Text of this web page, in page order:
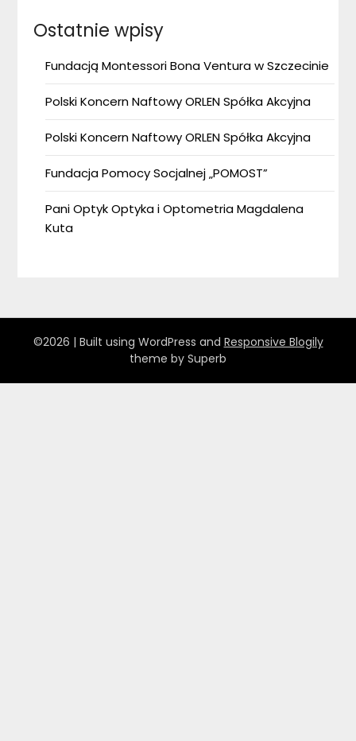
Ostatnie wpisy
Fundacją Montessori Bona Ventura w Szczecinie
Polski Koncern Naftowy ORLEN Spółka Akcyjna
Polski Koncern Naftowy ORLEN Spółka Akcyjna
Fundacja Pomocy Socjalnej „POMOST”
Pani Optyk Optyka i Optometria Magdalena
Kuta
©2026 | Built using WordPress and Responsive Blogily
theme by Superb